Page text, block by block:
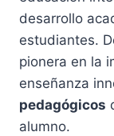
desarrollo
estudiantes.
pionera en la
enseñanza
pedagógicos
alumno.